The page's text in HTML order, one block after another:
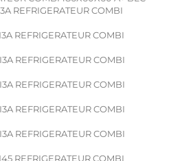
REFRIGERATEUR COMBI
REFRIGERATEUR COMBI
REFRIGERATEUR COMBI
REFRIGERATEUR COMBI
REFRIGERATEUR COMBI
REFRIGERATEUR COMBI
REFRIGERATEUR COMBI